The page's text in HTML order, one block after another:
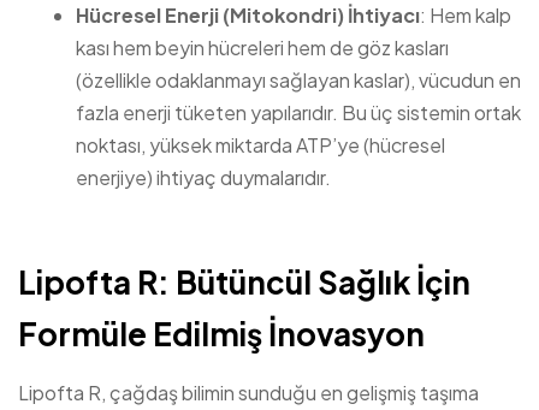
Hücresel Enerji (Mitokondri) İhtiyacı: Hem kalp
kası hem beyin hücreleri hem de göz kasları
(özellikle odaklanmayı sağlayan kaslar), vücudun en
fazla enerji tüketen yapılarıdır. Bu üç sistemin ortak
noktası, yüksek miktarda ATP’ye (hücresel
enerjiye) ihtiyaç duymalarıdır.
Lipofta R: Bütüncül Sağlık İçin
Formüle Edilmiş İnovasyon
Lipofta R, çağdaş bilimin sunduğu en gelişmiş taşıma